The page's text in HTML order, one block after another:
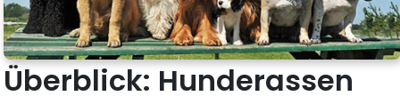
Überblick: Hunderassen